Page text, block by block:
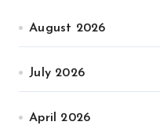
August 2026
July 2026
April 2026